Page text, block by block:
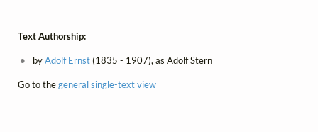
Text Authorship:
byAdolf Ernst(1835 - 1907), as Adolf Stern
Go to thegeneral single-text view